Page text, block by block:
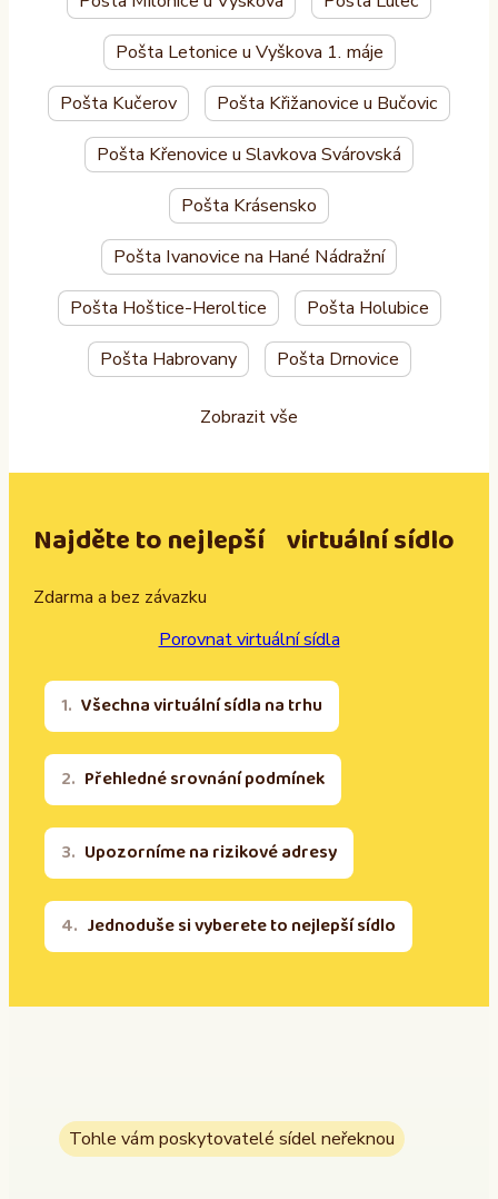
Pošta Letonice u Vyškova 1. máje
Pošta Kučerov Pošta Křižanovice u Bučovic
Pošta Křenovice u Slavkova Svárovská
Pošta Krásensko
Pošta Ivanovice na Hané Nádražní
Pošta Hoštice-Heroltice Pošta Holubice
Pošta Habrovany Pošta Drnovice
Zobrazit vše
Najděte to nejlepší virtuální sídlo
Zdarma a bez závazku
Porovnat virtuální sídla
Všechna virtuální sídla na trhu
Přehledné srovnání podmínek
Upozorníme na rizikové adresy
Jednoduše si vyberete to nejlepší sídlo
Tohle vám poskytovatelé sídel neřeknou